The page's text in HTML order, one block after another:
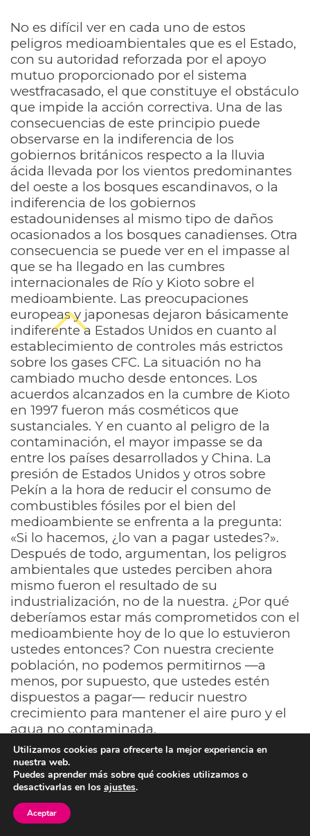
No es difícil ver en cada uno de estos
peligros medioambientales que es el Estado,
con su autoridad reforzada por el apoyo
mutuo proporcionado por el sistema
westfracasado, el que constituye el obstáculo
que impide la acción correctiva. Una de las
consecuencias de este principio puede
observarse en la indiferencia de los
gobiernos británicos respecto a la lluvia
ácida llevada por los vientos predominantes
del oeste a los bosques escandinavos, o la
indiferencia de los gobiernos
estadounidenses al mismo tipo de daños
ocasionados a los bosques canadienses. Otra
consecuencia se puede ver en el impasse al
que se ha llegado en las cumbres
internacionales de Río y Kioto sobre el
medioambiente. Las preocupaciones
europeas y japonesas dejaron básicamente
indiferente a Estados Unidos en cuanto al
establecimiento de controles más estrictos
sobre los gases CFC. La situación no ha
cambiado mucho desde entonces. Los
acuerdos alcanzados en la cumbre de Kioto
en 1997 fueron más cosméticos que
sustanciales. Y en cuanto al peligro de la
contaminación, el mayor impasse se da
entre los países desarrollados y China. La
presión de Estados Unidos y otros sobre
Pekín a la hora de reducir el consumo de
combustibles fósiles por el bien del
medioambiente se enfrenta a la pregunta:
«Si lo hacemos, ¿lo van a pagar ustedes?».
Después de todo, argumentan, los peligros
ambientales que ustedes perciben ahora
mismo fueron el resultado de su
industrialización, no de la nuestra. ¿Por qué
deberíamos estar más comprometidos con el
medioambiente hoy de lo que lo estuvieron
ustedes entonces? Con nuestra creciente
población, no podemos permitirnos —a
menos, por supuesto, que ustedes estén
dispuestos a pagar— reducir nuestro
crecimiento para mantener el aire puro y el
agua no contaminada.
En muy raras ocasiones, como cuando
Suecia se ofreció a contribuir a financiar
fondos para que Polonia endureciera las
normas medioambientales sobre las plantas
Utilizamos cookies para ofrecerte la mejor experiencia en
nuestra web.
Puedes aprender más sobre qué cookies utilizamos o
desactivarlas en los ajustes.
Aceptar